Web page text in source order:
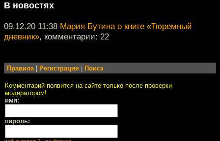
В новостях
09.12.20 11:38 Мария Бутина о книге «Тюремный
дневник», комментарии: 22
Правила| Регистрация Поиск
Комментарий появится на сайте только после проверки
модератором!
имя:
пароль: